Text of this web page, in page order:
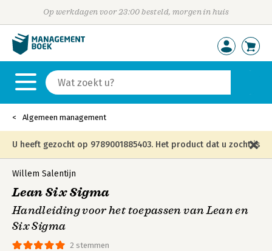
Op werkdagen voor 23:00 besteld, morgen in huis
Algemeen management
U heeft gezocht op 9789001885403. Het product dat u zocht is
niet meer in die editie leverbaar en is vervangen door de
onderstaande editie.
2 stemmen
Willem Salentijn
Lean Six Sigma
Handleiding voor het toepassen van Lean en
Six Sigma